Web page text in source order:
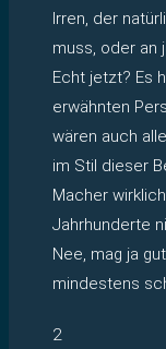
Irren, der
muss, oder an
Echt jetzt? Es
erwähnten
wären auch
im Stil dieser
Macher
Jahrhunderte
Nee, mag ja
mindestens
2